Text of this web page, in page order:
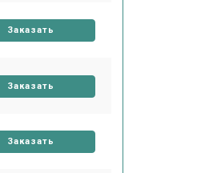
Заказать
Заказать
Заказать